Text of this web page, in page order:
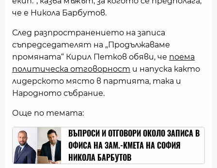
че е Никола Барбутов.
След разпространението на записа
съпредседателят на „Продължаваме
промяната“ Кирил Петков обяви, че поема
политическа отговорност и напуска както
лидерското място в партията, така и
Народното събрание.
Още по темата:
ВЪПРОСИ И ОТГОВОРИ ОКОЛО ЗАПИСА В
ОФИСА НА ЗАМ.-КМЕТА НА СОФИЯ
НИКОЛА БАРБУТОВ